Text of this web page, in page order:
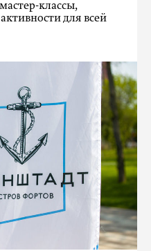
классы,
для всей